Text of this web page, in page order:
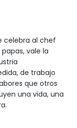
celebra al chef
vale la
de trabajo
que otros
una vida, una